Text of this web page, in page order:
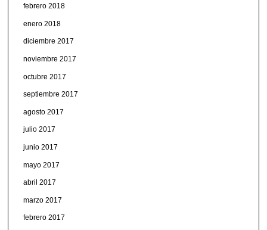
febrero 2018
enero 2018
diciembre 2017
noviembre 2017
octubre 2017
septiembre 2017
agosto 2017
julio 2017
junio 2017
mayo 2017
abril 2017
marzo 2017
febrero 2017